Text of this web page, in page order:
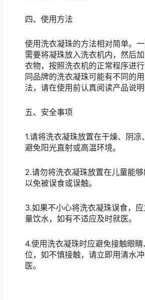
四、使用方法
使用洗衣凝珠的方法相对简单。
需要将凝珠放入洗衣机内，然后
衣物，按照洗衣机的正常程序进
同品牌的洗衣凝珠可能有不同的
法，请在使用前认真阅读产品说明
五、安全事项
1.请将洗衣凝珠放置在干燥、阴凉
避免阳光直射或高温环境。
2.请勿将洗衣凝珠放置在儿童能够
以免被误食或误触。
3.如果不小心将洗衣凝珠误食，
量饮水，如有不适应及时就医。
4.使用洗衣凝珠时应避免接触眼
位，如不慎接触，请立即用清水
医。